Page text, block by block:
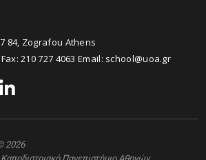
84, Zografou Athens
210 727 4063 Email: school@uoa.gr
2026
Καποδιστριακό Πανεπιστήμιο Αθηνών